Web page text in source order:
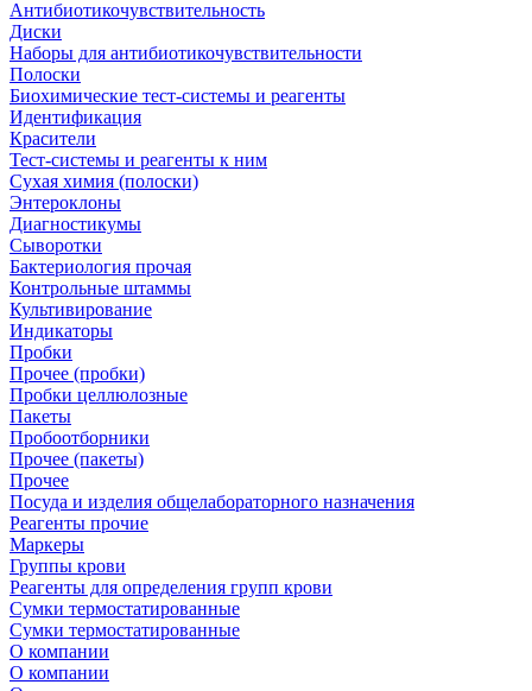
Антибиотикочувствительность
Диски
Наборы для антибиотикочувствительности
Полоски
Биохимические тест-системы и реагенты
Идентификация
Красители
Тест-системы и реагенты к ним
Сухая химия (полоски)
Энтероклоны
Диагностикумы
Сыворотки
Бактериология прочая
Контрольные штаммы
Культивирование
Индикаторы
Пробки
Прочее (пробки)
Пробки целлюлозные
Пакеты
Пробоотборники
Прочее (пакеты)
Прочее
Посуда и изделия общелабораторного назначения
Реагенты прочие
Маркеры
Группы крови
Реагенты для определения групп крови
Сумки термостатированные
Сумки термостатированные
О компании
О компании